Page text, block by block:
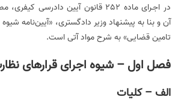
آن و بنا به پیشنهاد وزیر دادگستری، «آیین‌نامه
تامین قضایی» به شرح مواد آتی است.
فصل اول – شیوه اجرای قرارهای
الف – کلیات